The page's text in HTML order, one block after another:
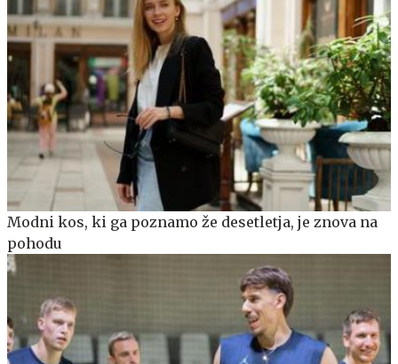
Modni kos, ki ga poznamo že desetletja, je znova na
pohodu